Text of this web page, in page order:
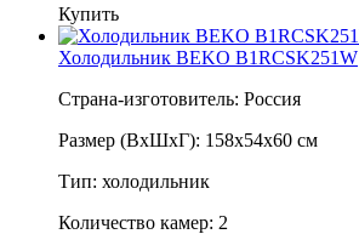
Купить
Холодильник BEKO B1RCSK251W
Страна-изготовитель: Россия
Размер (ВхШхГ): 158x54x60 см
Тип: холодильник
Количество камер: 2